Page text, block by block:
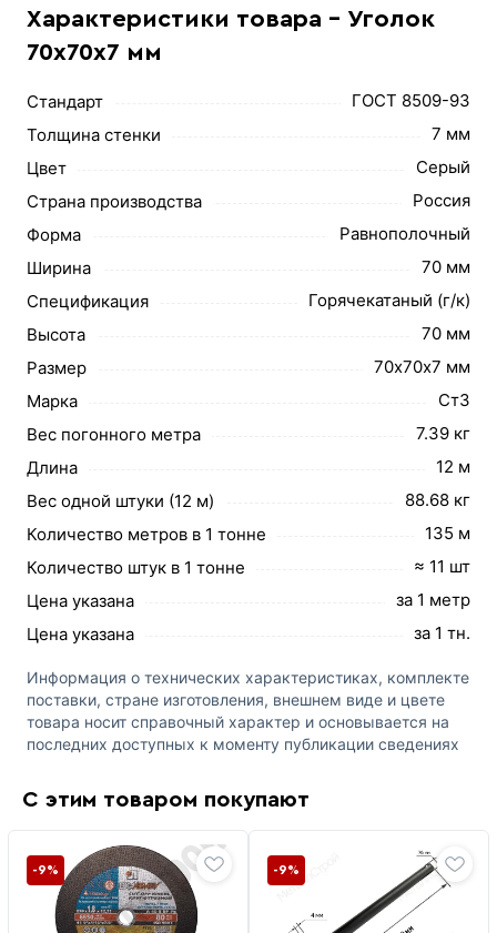
Характеристики товара - Уголок
70х70х7 мм
Стандарт
ГОСТ 8509-93
Толщина стенки
7 мм
Цвет
Серый
Страна производства
Россия
Форма
Равнополочный
Ширина
70 мм
Спецификация
Горячекатаный (г/к)
Высота
70 мм
Размер
70х70х7 мм
Марка
Ст3
Вес погонного метра
7.39 кг
Длина
12 м
Вес одной штуки (12 м)
88.68 кг
Количество метров в 1 тонне
135 м
Количество штук в 1 тонне
≈ 11 шт
Цена указана
за 1 метр
Цена указана
за 1 тн.
Информация о технических характеристиках, комплекте
поставки, стране изготовления, внешнем виде и цвете
товара носит справочный характер и основывается на
последних доступных к моменту публикации сведениях
С этим товаром покупают
-9% -9%